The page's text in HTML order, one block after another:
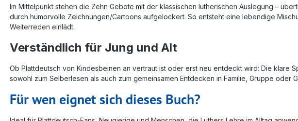
Im Mittelpunkt stehen die Zehn Gebote mit der klassischen lutherischen Auslegung –
durch humorvolle Zeichnungen/Cartoons aufgelockert. So entsteht eine lebendige
Weiterreden einlädt.
Verständlich für Jung und Alt
Ob Plattdeutsch von Kindesbeinen an vertraut ist oder erst neu entdeckt wird: Die klare
sowohl zum Selberlesen als auch zum gemeinsamen Entdecken in Familie, Gruppe oder
Für wen eignet sich dieses Buch?